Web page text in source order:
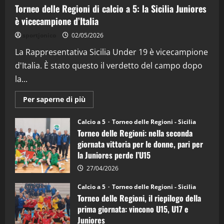
"SportEmpire" in Podcast
“SportEmpire” in Podcast: 26^ Puntata
08/04/2026
Torneo delle Regioni di calcio a 5: la Sicilia Juniores
è vicecampione d’Italia
02/05/2026
La Rappresentativa Sicilia Under 19 è vicecampione
d'Italia. È stato questo il verdetto del campo dopo
la...
Per saperne di più
informazioni
Torneo
delle
Regioni
di
calcio
a
5:
la
Juniores
è
vicecampione
d’Italia
Calcio a 5 Torneo delle Regioni - Sicilia
Torneo delle Regioni: nella seconda
giornata vittoria per le donne, pari per
la Juniores perde l’U15
27/04/2026
Calcio a 5 Torneo delle Regioni - Sicilia
Torneo delle Regioni, il riepilogo della
prima giornata: vincono U15, U17 e
Juniores